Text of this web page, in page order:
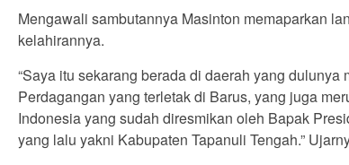
Mengawali sambutannya Masinton memaparkan
kelahirannya.
“Saya itu sekarang berada di daerah yang dulunya
Perdagangan yang terletak di Barus, yang juga
Indonesia yang sudah diresmikan oleh Bapak
yang lalu yakni Kabupaten Tapanuli Tengah.”